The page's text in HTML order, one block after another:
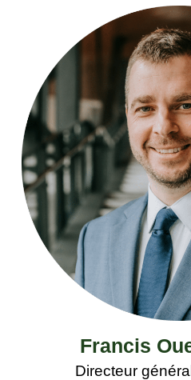
Francis
Directeur